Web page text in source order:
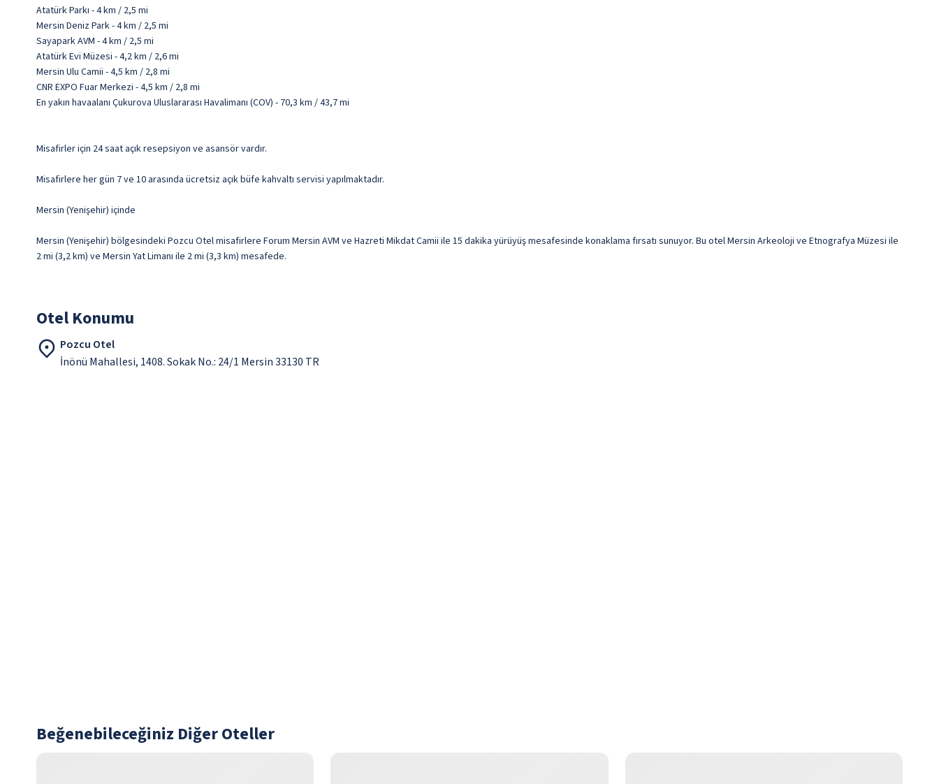
Atatürk Parkı - 4 km / 2,5 mi
Mersin Deniz Park - 4 km / 2,5 mi
Sayapark AVM - 4 km / 2,5 mi
Atatürk Evi Müzesi - 4,2 km / 2,6 mi
Mersin Ulu Camii - 4,5 km / 2,8 mi
CNR EXPO Fuar Merkezi - 4,5 km / 2,8 mi
En yakın havaalanı Çukurova Uluslararası Havalimanı (COV) - 70,3 km / 43,7 mi
Misafirler için 24 saat açık resepsiyon ve asansör vardır.
Misafirlere her gün 7 ve 10 arasında ücretsiz açık büfe kahvaltı servisi yapılmaktadır.
Mersin (Yenişehir) içinde
Mersin (Yenişehir) bölgesindeki Pozcu Otel misafirlere Forum Mersin AVM ve Hazreti Mikdat Camii ile 15 dakika yürüyüş mesafesinde konaklama fırsatı sunuyor. Bu otel Mersin Arkeoloji ve Etnografya Müzesi ile
2 mi (3,2 km) ve Mersin Yat Limanı ile 2 mi (3,3 km) mesafede.
Otel Konumu
Pozcu Otel
İnönü Mahallesi, 1408. Sokak No.: 24/1 Mersin 33130 TR
Beğenebileceğiniz Diğer Oteller